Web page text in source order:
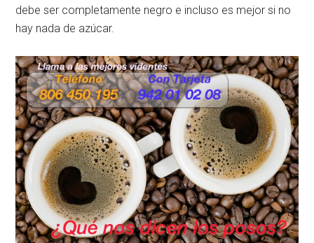
debe ser completamente negro e incluso es mejor si no
hay nada de azúcar.